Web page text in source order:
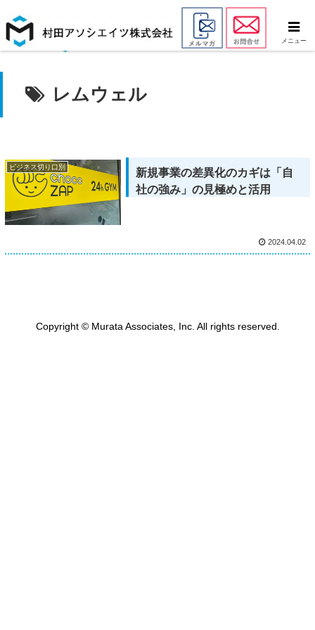
レムウェル
ビジネス切り口別
新規事業の差異化のカギは「自
社の強み」の見極めと活用
2024.04.02
Copyright © Murata Associates, Inc. All rights reserved.
メニュー